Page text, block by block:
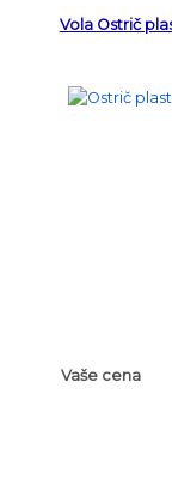
Vola Ostrič
Vaše cena